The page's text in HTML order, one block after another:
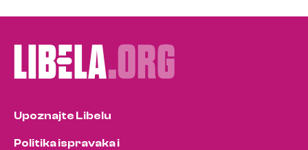
Upoznajte Libelu
Politika ispravaka i